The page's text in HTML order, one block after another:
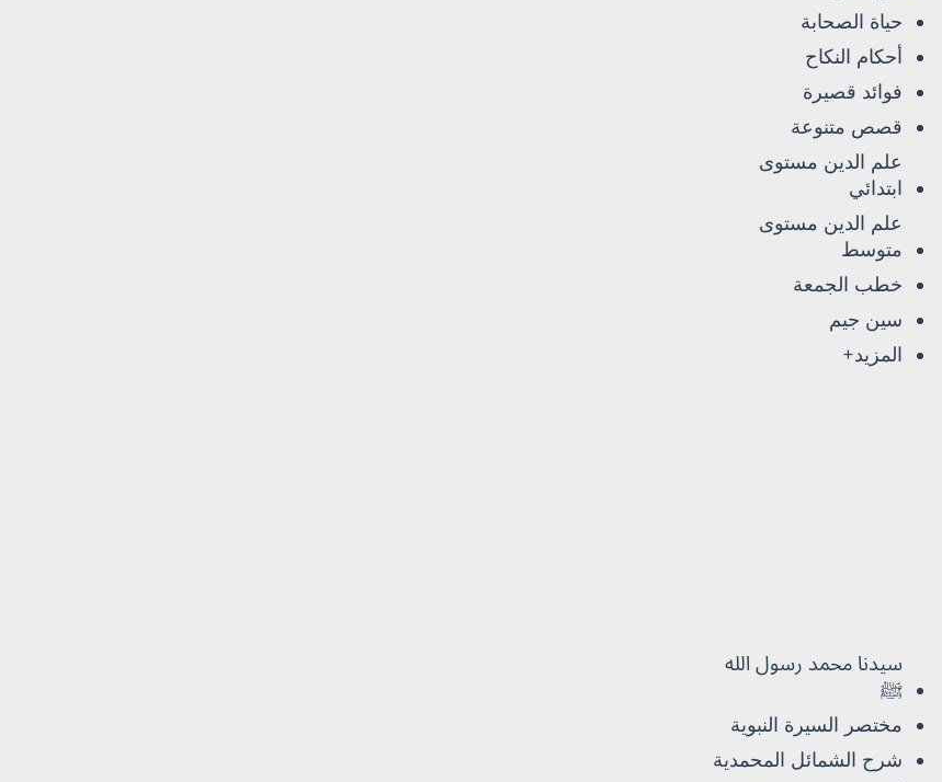
حياة الصحابة
أحكام النكاح
فوائد قصيرة
قصص متنوعة
علم الدين مستوى
ابتدائي
علم الدين مستوى
متوسط
خطب الجمعة
سين جيم
المزيد+
سيدنا محمد رسول الله
ﷺ
مختصر السيرة النبوية
شرح الشمائل المحمدية